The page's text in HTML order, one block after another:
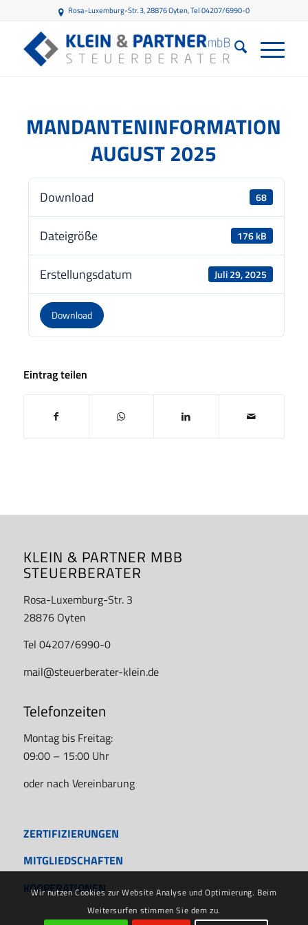
Rosa-Luxemburg-Str. 3, 28876 Oyten, Tel 04207/6990-0
MANDANTENINFORMATION
AUGUST 2025
Download 68
Dateigröße 176 kB
Erstellungsdatum Juli 29, 2025
Download
Eintrag teilen
KLEIN & PARTNER MBB
STEUERBERATER
Rosa-Luxemburg-Str. 3
28876 Oyten
Tel 04207/6990-0
mail@steuerberater-klein.de
Telefonzeiten
Montag bis Freitag:
09:00 – 15:00 Uhr
oder nach Vereinbarung
ZERTIFIZIERUNGEN
MITGLIEDSCHAFTEN
KOOPERATIONEN
Wir nutzen Cookies zur Website Analyse und Optimierung. Beim
Weitersurfen stimmen Sie dem zu.